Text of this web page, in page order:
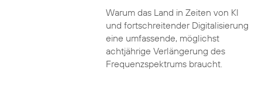
Warum das Land in Zeiten von KI
und fortschreitender Digitalisierung
eine umfassende, möglichst
achtjährige Verlängerung des
Frequenzspektrums braucht.